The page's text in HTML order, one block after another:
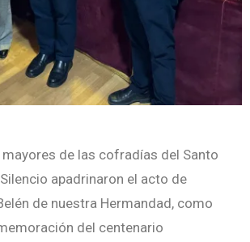
de las cofradías del Santo
apadrinaron el acto de
de nuestra Hermandad, como
del centenario